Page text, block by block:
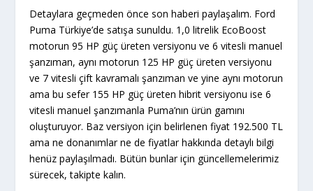
Detaylara geçmeden önce son haberi paylaşalım. Ford
Puma Türkiye’de satışa sunuldu. 1,0 litrelik EcoBoost
motorun 95 HP güç üreten versiyonu ve 6 vitesli manuel
şanzıman, aynı motorun 125 HP güç üreten versiyonu
ve 7 vitesli çift kavramalı şanzıman ve yine aynı motorun
ama bu sefer 155 HP güç üreten hibrit versiyonu ise 6
vitesli manuel şanzımanla Puma’nın ürün gamını
oluşturuyor. Baz versiyon için belirlenen fiyat 192.500 TL
ama ne donanımlar ne de fiyatlar hakkında detaylı bilgi
henüz paylaşılmadı. Bütün bunlar için güncellemelerimiz
sürecek, takipte kalın.